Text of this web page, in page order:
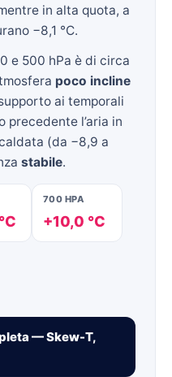
in alta quota, a
−8,1 °C.
e 500 hPa è di circa
poco incline
ai temporali
precedente l’aria in
(da −8,9 a
stabile.
700 HPA
+10,0 °C
— Skew-T,